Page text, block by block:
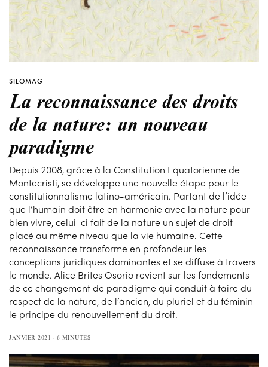
SILOMAG
La reconnaissance des droits
de la nature: un nouveau
paradigme
Depuis 2008, grâce à la Constitution Equatorienne de
Montecristi, se développe une nouvelle étape pour le
constitutionnalisme latino-américain. Partant de l’idée
que l’humain doit être en harmonie avec la nature pour
bien vivre, celui-ci fait de la nature un sujet de droit
placé au même niveau que la vie humaine. Cette
reconnaissance transforme en profondeur les
conceptions juridiques dominantes et se diffuse à travers
le monde. Alice Brites Osorio revient sur les fondements
de ce changement de paradigme qui conduit à faire du
respect de la nature, de l’ancien, du pluriel et du féminin
le principe du renouvellement du droit.
JANVIER 2021 6 MINUTES